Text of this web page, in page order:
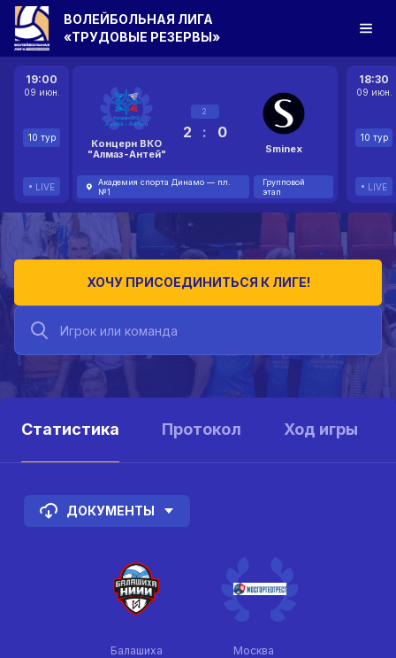
19:00
09 июн.
10 тур
LIVE
Концерн ВКО
"Алмаз-Антей"
2
2 : 0
Sminex
Академия спорта Динамо — пл.
№1
Групповой
этап
18:30
09 июн.
10 тур
LIVE
ВОЛЕЙБОЛЬНАЯ ЛИГА
«ТРУДОВЫЕ РЕЗЕРВЫ»
ХОЧУ ПРИСОЕДИНИТЬСЯ К ЛИГЕ!
Статистика Протокол Ход игры
ДОКУМЕНТЫ
Балашиха Москва